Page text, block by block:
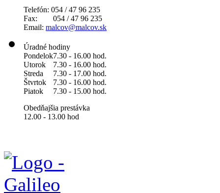
Telefón: 054 / 47 96 235
Fax: 054 / 47 96 235
Email: malcov@malcov.sk
Úradné hodiny
Pondelok7.30 - 16.00 hod.
Utorok
7.30 - 16.00 hod.
Streda
7.30 - 17.00 hod.
Štvrtok
7.30 - 16.00 hod.
Piatok
7.30 - 15.00 hod.
Obedňajšia prestávka
12.00 - 13.00 hod